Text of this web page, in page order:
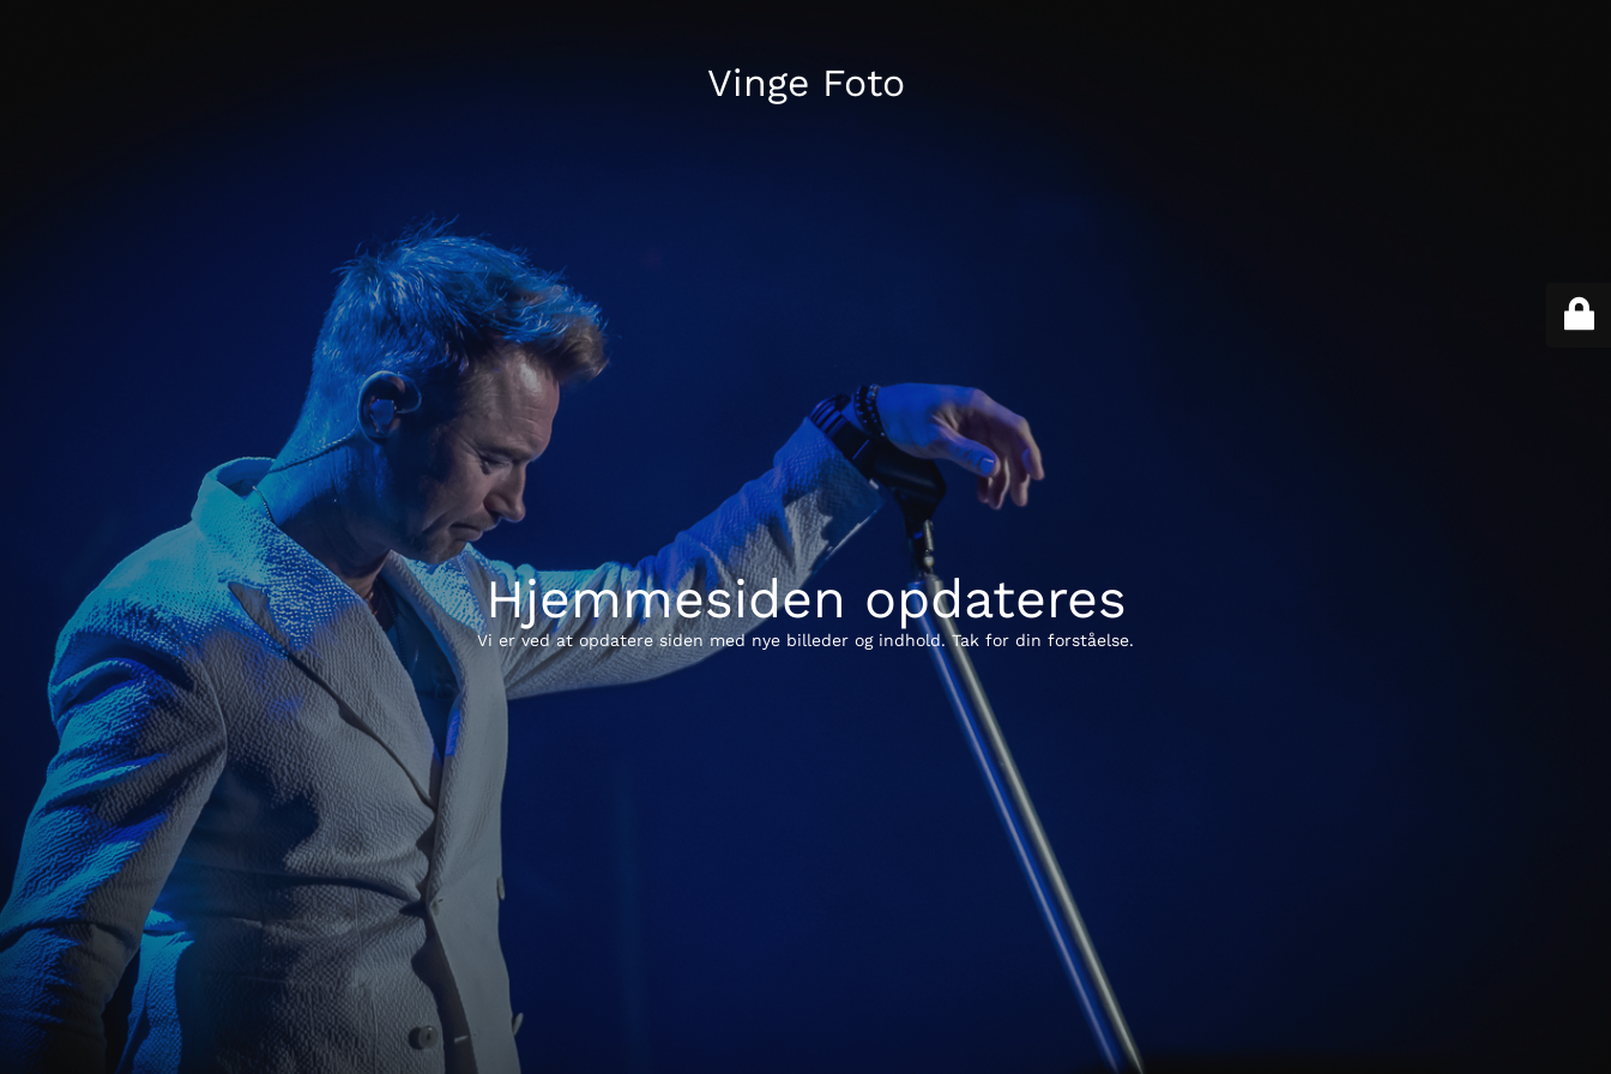
Vinge Foto
Hjemmesiden opdateres
Vi er ved at opdatere siden med nye billeder og indhold. Tak for din forståelse.